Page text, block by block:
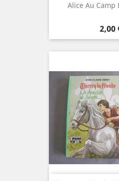
Alice Au Camp
Prix
2,00